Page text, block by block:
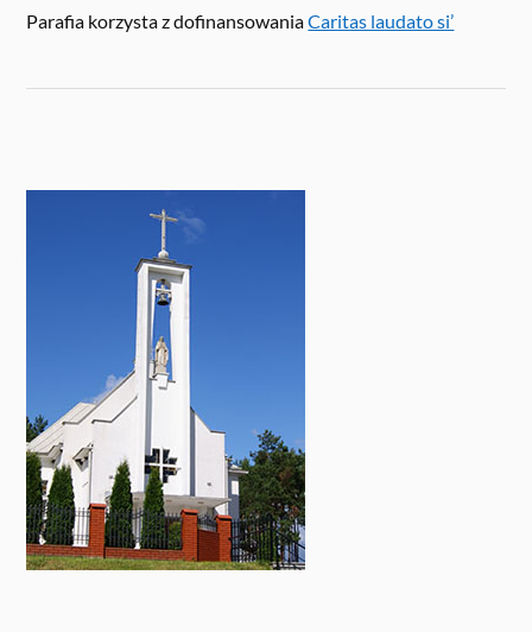
Parafia korzysta z dofinansowaniaCaritas laudato si’